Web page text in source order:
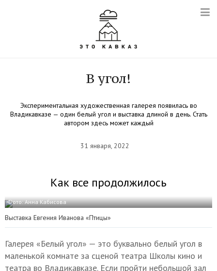
В угол!
Экспериментальная художественная галерея появилась во
Владикавказе — один белый угол и выставка длиной в день. Стать
автором здесь может каждый
31 января, 2022
Как все продолжилось
Фото: Анна Кабисова
Выставка Евгения Иванова «Птицы»
Галерея «Белый угол» — это буквально белый угол в
маленькой комнате за сценой театра Школы кино и
театра во Владикавказе. Если пройти небольшой зал